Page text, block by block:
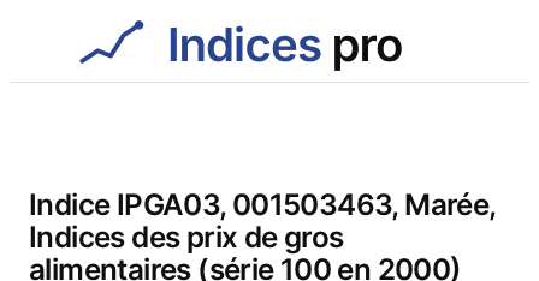
Indice IPGA03, 001503463, Marée,
Indices des prix de gros
alimentaires (série 100 en 2000)